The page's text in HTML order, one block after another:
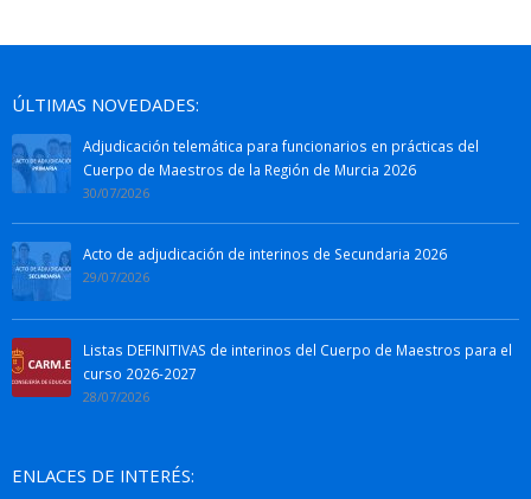
ÚLTIMAS NOVEDADES:
Adjudicación telemática para funcionarios en prácticas del
Cuerpo de Maestros de la Región de Murcia 2026
30/07/2026
Acto de adjudicación de interinos de Secundaria 2026
29/07/2026
Listas DEFINITIVAS de interinos del Cuerpo de Maestros para el
curso 2026-2027
28/07/2026
ENLACES DE INTERÉS: